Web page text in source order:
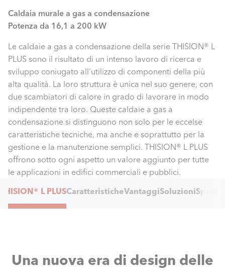
Caldaia murale a gas a condensazione
Potenza da 16,1 a 200 kW
Le caldaie a gas a condensazione della serie THISION® L
PLUS sono il risultato di un intenso lavoro di ricerca e
sviluppo coniugato all'utilizzo di componenti della più
alta qualità. La loro struttura è unica nel suo genere, con
due scambiatori di calore in grado di lavorare in modo
indipendente tra loro. Queste caldaie a gas a
condensazione si distinguono non solo per le eccelse
caratteristiche tecniche, ma anche e soprattutto per la
gestione e la manutenzione semplici. THISION® L PLUS
offrono sotto ogni aspetto un valore aggiunto per tutte
le applicazioni in edifici commerciali e pubblici.
Navigation
THISION® L PLUSCaratteristicheVantaggiSoluzioni
Una nuova era di design delle